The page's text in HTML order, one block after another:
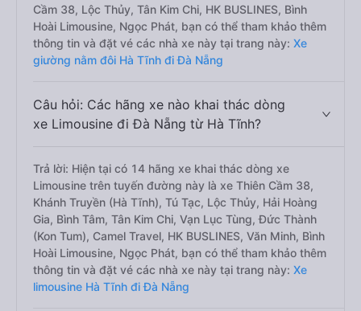
Cầm 38, Lộc Thủy, Tân Kim Chi, HK BUSLINES, Bình
Hoài Limousine, Ngọc Phát, bạn có thể tham khảo thêm
thông tin và đặt vé các nhà xe này tại trang này: Xe
giường nằm đôi Hà Tĩnh đi Đà Nẵng
Câu hỏi: Các hãng xe nào khai thác dòng
xe Limousine đi Đà Nẵng từ Hà Tĩnh?
Trả lời: Hiện tại có 14 hãng xe khai thác dòng xe
Limousine trên tuyến đường này là xe Thiên Cầm 38,
Khánh Truyền (Hà Tĩnh), Tú Tạc, Lộc Thủy, Hải Hoàng
Gia, Bình Tâm, Tân Kim Chi, Vạn Lục Tùng, Đức Thành
(Kon Tum), Camel Travel, HK BUSLINES, Văn Minh, Bình
Hoài Limousine, Ngọc Phát, bạn có thể tham khảo thêm
thông tin và đặt vé các nhà xe này tại trang này: Xe
limousine Hà Tĩnh đi Đà Nẵng